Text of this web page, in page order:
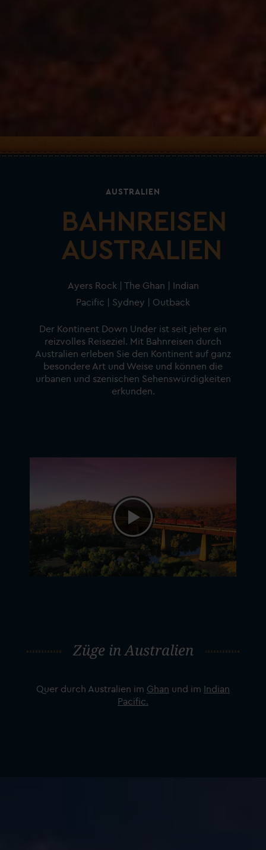
AUSTRALIEN
BAHNREISEN
AUSTRALIEN
Ayers Rock | The Ghan | Indian
Pacific | Sydney | Outback
Der Kontinent Down Under ist seit jeher ein
reizvolles Reiseziel. Mit Bahnreisen durch
Australien erleben Sie den Kontinent auf ganz
besondere Art und Weise und können die
urbanen und szenischen Sehenswürdigkeiten
erkunden.
Züge in Australien
Quer durch Australien im Ghan und im Indian
Pacific.